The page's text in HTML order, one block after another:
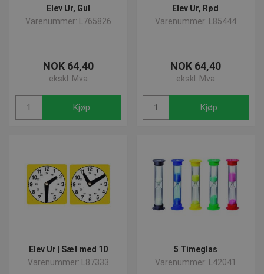
Elev Ur, Gul
Varenummer: L765826
NOK 64,40
ekskl. Mva
Kjøp
Elev Ur, Rød
Varenummer: L85444
NOK 64,40
ekskl. Mva
Kjøp
Elev Ur | Sæt med 10
Varenummer: L87333
5 Timeglas
Varenummer: L42041